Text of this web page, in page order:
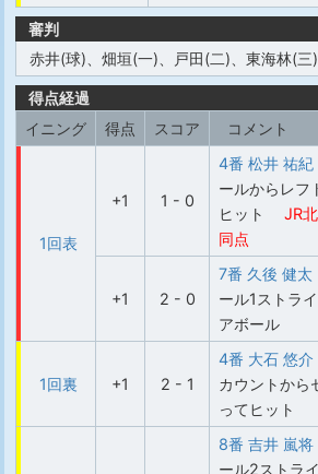
審判
赤井(球)、畑垣(一)、戸田(二)、東海林(三)
得点経過
イニング
得点 スコア コメント
1回表
+1 1 - 0
4番 松井 祐紀
ールからレフ
ヒット
JR北
同点
+1 2 - 0
7番 久後 健太
ール1ストラ
アボール
1回裏 +1 2 - 1
4番 大石 悠介
カウントから
ってヒット
8番 吉井 嵐将
ール2ストラ